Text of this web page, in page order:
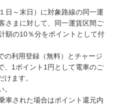
日～末日）に対象路線の同一運
さまに対して、同一運賃区間ご
額の10％分をポイントとして付
の利用登録（無料）とチャージ
、1ポイント1円として電車のご
ます。
車された場合はポイント還元内